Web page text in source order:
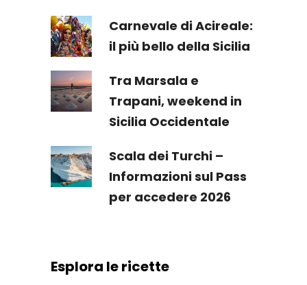
Carnevale di Acireale:
il più bello della Sicilia
Tra Marsala e
Trapani, weekend in
Sicilia Occidentale
Scala dei Turchi –
Informazioni sul Pass
per accedere 2026
Esplora le ricette